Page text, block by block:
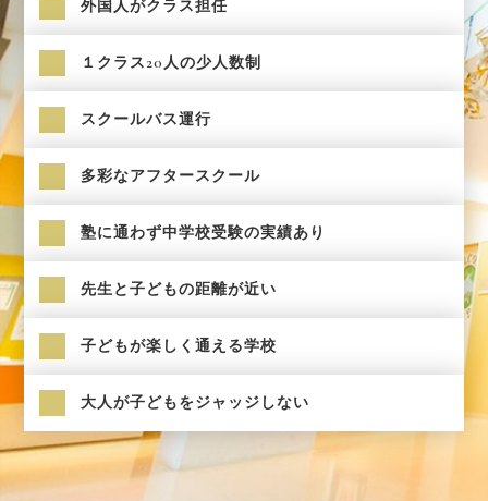
外国人がクラス担任
１クラス20人の少人数制
スクールバス運行
多彩なアフタースクール
塾に通わず中学校受験の実績あり
先生と子どもの距離が近い
子どもが楽しく通える学校
大人が子どもをジャッジしない